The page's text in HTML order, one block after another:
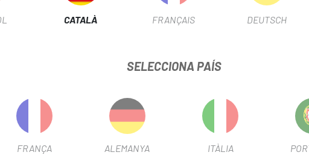
CATALÀ FRANÇAIS DEUTSCH
SELECCIONA PAÍS
FRANÇA ALEMANYA ITÀLIA